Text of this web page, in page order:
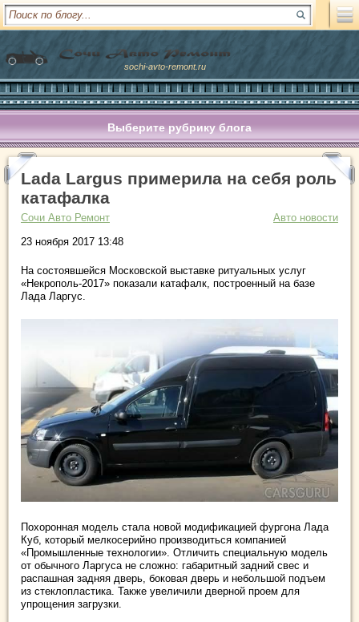
sochi-avto-remont.ru
Выберите рубрику блога
Lada Largus примерила на себя роль
катафалка
Сочи Авто Ремонт
Авто новости
23 ноября 2017 13:48
На состоявшейся Московской выставке ритуальных услуг
«Некрополь-2017» показали катафалк, построенный на базе
Лада Ларгус.
Похоронная модель стала новой модификацией фургона Лада
Куб, который мелкосерийно производиться компанией
«Промышленные технологии». Отличить специальную модель
от обычного Ларгуса не сложно: габаритный задний свес и
распашная задняя дверь, боковая дверь и небольшой подъем
из стеклопластика. Также увеличили дверной проем для
упрощения загрузки.